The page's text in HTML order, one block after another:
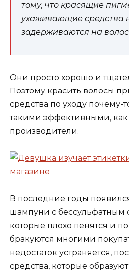
тому, что красящие
ухаживающие средства
задерживаются на
Они просто хорошо и
Поэтому красить волосы
средства по уходу почему-
такими эффективными, как
производители.
В последние годы
шампуни с бессульфатным
которые плохо пенятся и
бракуются многими
недостаток устраняется,
средства, которые